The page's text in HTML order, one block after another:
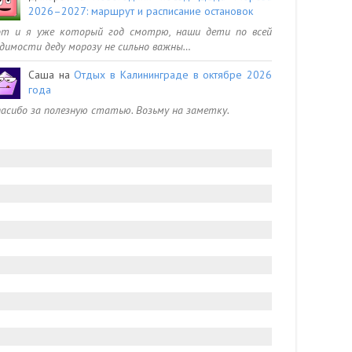
2026–2027: маршрут и расписание остановок
и я уже который год смотрю, наши дети по всей
деду морозу не сильно важны…
Саша наОтдых в Калининграде в октябре 2026
года
за полезную статью. Возьму на заметку.